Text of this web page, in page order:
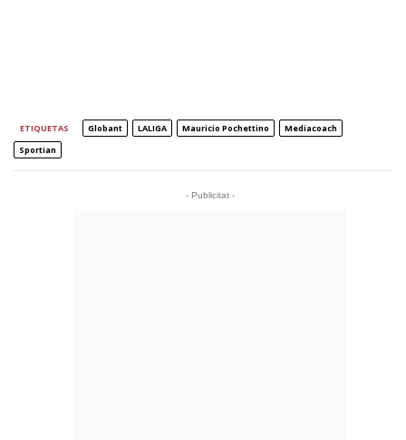
ETIQUETAS Globant LALIGA Mauricio Pochettino
Mediacoach
Sportian
- Publicitat -